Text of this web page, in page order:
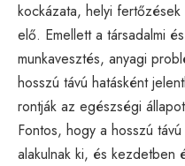
kockázata, helyi
elő. Emellett a társadalmi
munkavesztés, anyagi
hosszú távú hatásként
rontják az egészségi
Fontos, hogy a hosszú
alakulnak ki, és kezdetben